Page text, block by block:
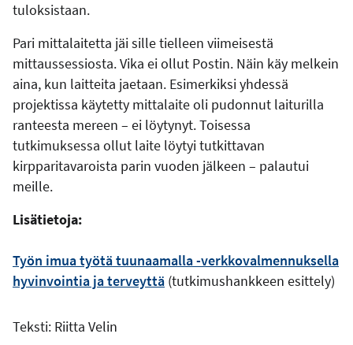
tuloksistaan.
Pari mittalaitetta jäi sille tielleen viimeisestä
mittaussessiosta. Vika ei ollut Postin. Näin käy melkein
aina, kun laitteita jaetaan. Esimerkiksi yhdessä
projektissa käytetty mittalaite oli pudonnut laiturilla
ranteesta mereen – ei löytynyt. Toisessa
tutkimuksessa ollut laite löytyi tutkittavan
kirpparitavaroista parin vuoden jälkeen – palautui
meille.
Lisätietoja:
Työn imua työtä tuunaamalla -verkkovalmennuksella
hyvinvointia ja terveyttä (tutkimushankkeen esittely)
Teksti: Riitta Velin